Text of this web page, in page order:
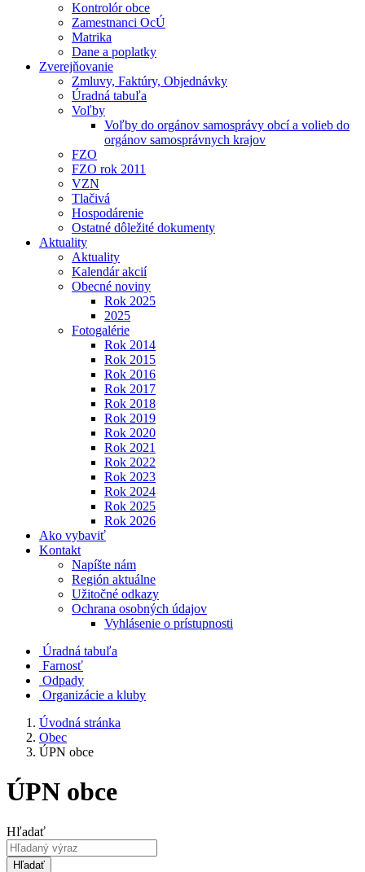
Kontrolór obce
Zamestnanci OcÚ
Matrika
Dane a poplatky
Zverejňovanie
Zmluvy, Faktúry, Objednávky
Úradná tabuľa
Voľby
Voľby do orgánov samosprávy obcí a volieb do
orgánov samosprávnych krajov
FZO
FZO rok 2011
VZN
Tlačivá
Hospodárenie
Ostatné dôležité dokumenty
Aktuality
Aktuality
Kalendár akcií
Obecné noviny
Rok 2025
2025
Fotogalérie
Rok 2014
Rok 2015
Rok 2016
Rok 2017
Rok 2018
Rok 2019
Rok 2020
Rok 2021
Rok 2022
Rok 2023
Rok 2024
Rok 2025
Rok 2026
Ako vybaviť
Kontakt
Napíšte nám
Región aktuálne
Užitočné odkazy
Ochrana osobných údajov
Vyhlásenie o prístupnosti
Úradná tabuľa
Farnosť
Odpady
Organizácie a kluby
Úvodná stránka
Obec
ÚPN obce
ÚPN obce
Hľadať
Hľadať